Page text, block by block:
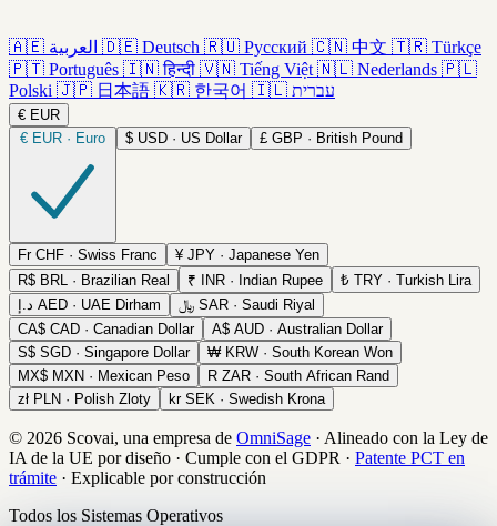
🇦🇪 العربية 🇩🇪 Deutsch 🇷🇺 Русский 🇨🇳 中文 🇹🇷 Türkçe
🇵🇹 Português 🇮🇳 हिन्दी 🇻🇳 Tiếng Việt 🇳🇱 Nederlands 🇵🇱
Polski 🇯🇵 日本語 🇰🇷 한국어 🇮🇱 עברית
€ EUR
€ EUR · Euro $ USD · US Dollar £ GBP · British Pound
Fr CHF · Swiss Franc ¥ JPY · Japanese Yen
R$ BRL · Brazilian Real ₹ INR · Indian Rupee ₺ TRY · Turkish Lira
د.إ AED · UAE Dirham ﷼ SAR · Saudi Riyal
CA$ CAD · Canadian Dollar A$ AUD · Australian Dollar
S$ SGD · Singapore Dollar ₩ KRW · South Korean Won
MX$ MXN · Mexican Peso R ZAR · South African Rand
zł PLN · Polish Zloty kr SEK · Swedish Krona
© 2026 Scovai, una empresa de OmniSage · Alineado con la Ley de
IA de la UE por diseño · Cumple con el GDPR · Patente PCT en
trámite · Explicable por construcción
Todos los Sistemas Operativos